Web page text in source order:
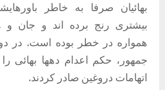
بهائیان صرفا به خاطر
بیشتری رنج برده اند و جان
همواره در خطر بوده است. در
جمهور، حکم اعدام دهها بهائی
اتهامات دروغین صادر کردند.